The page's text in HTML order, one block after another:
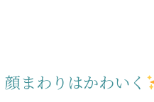
顔まわりはかわいく